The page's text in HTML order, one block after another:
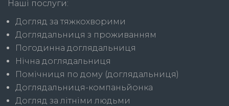
Наші послуги:
Догляд за тяжкохворими
Доглядальниця з проживанням
Погодинна доглядальниця
Нічна доглядальниця
Помічниця по дому (доглядальниця)
Доглядальниця-компаньйонка
Догляд за літніми людьми